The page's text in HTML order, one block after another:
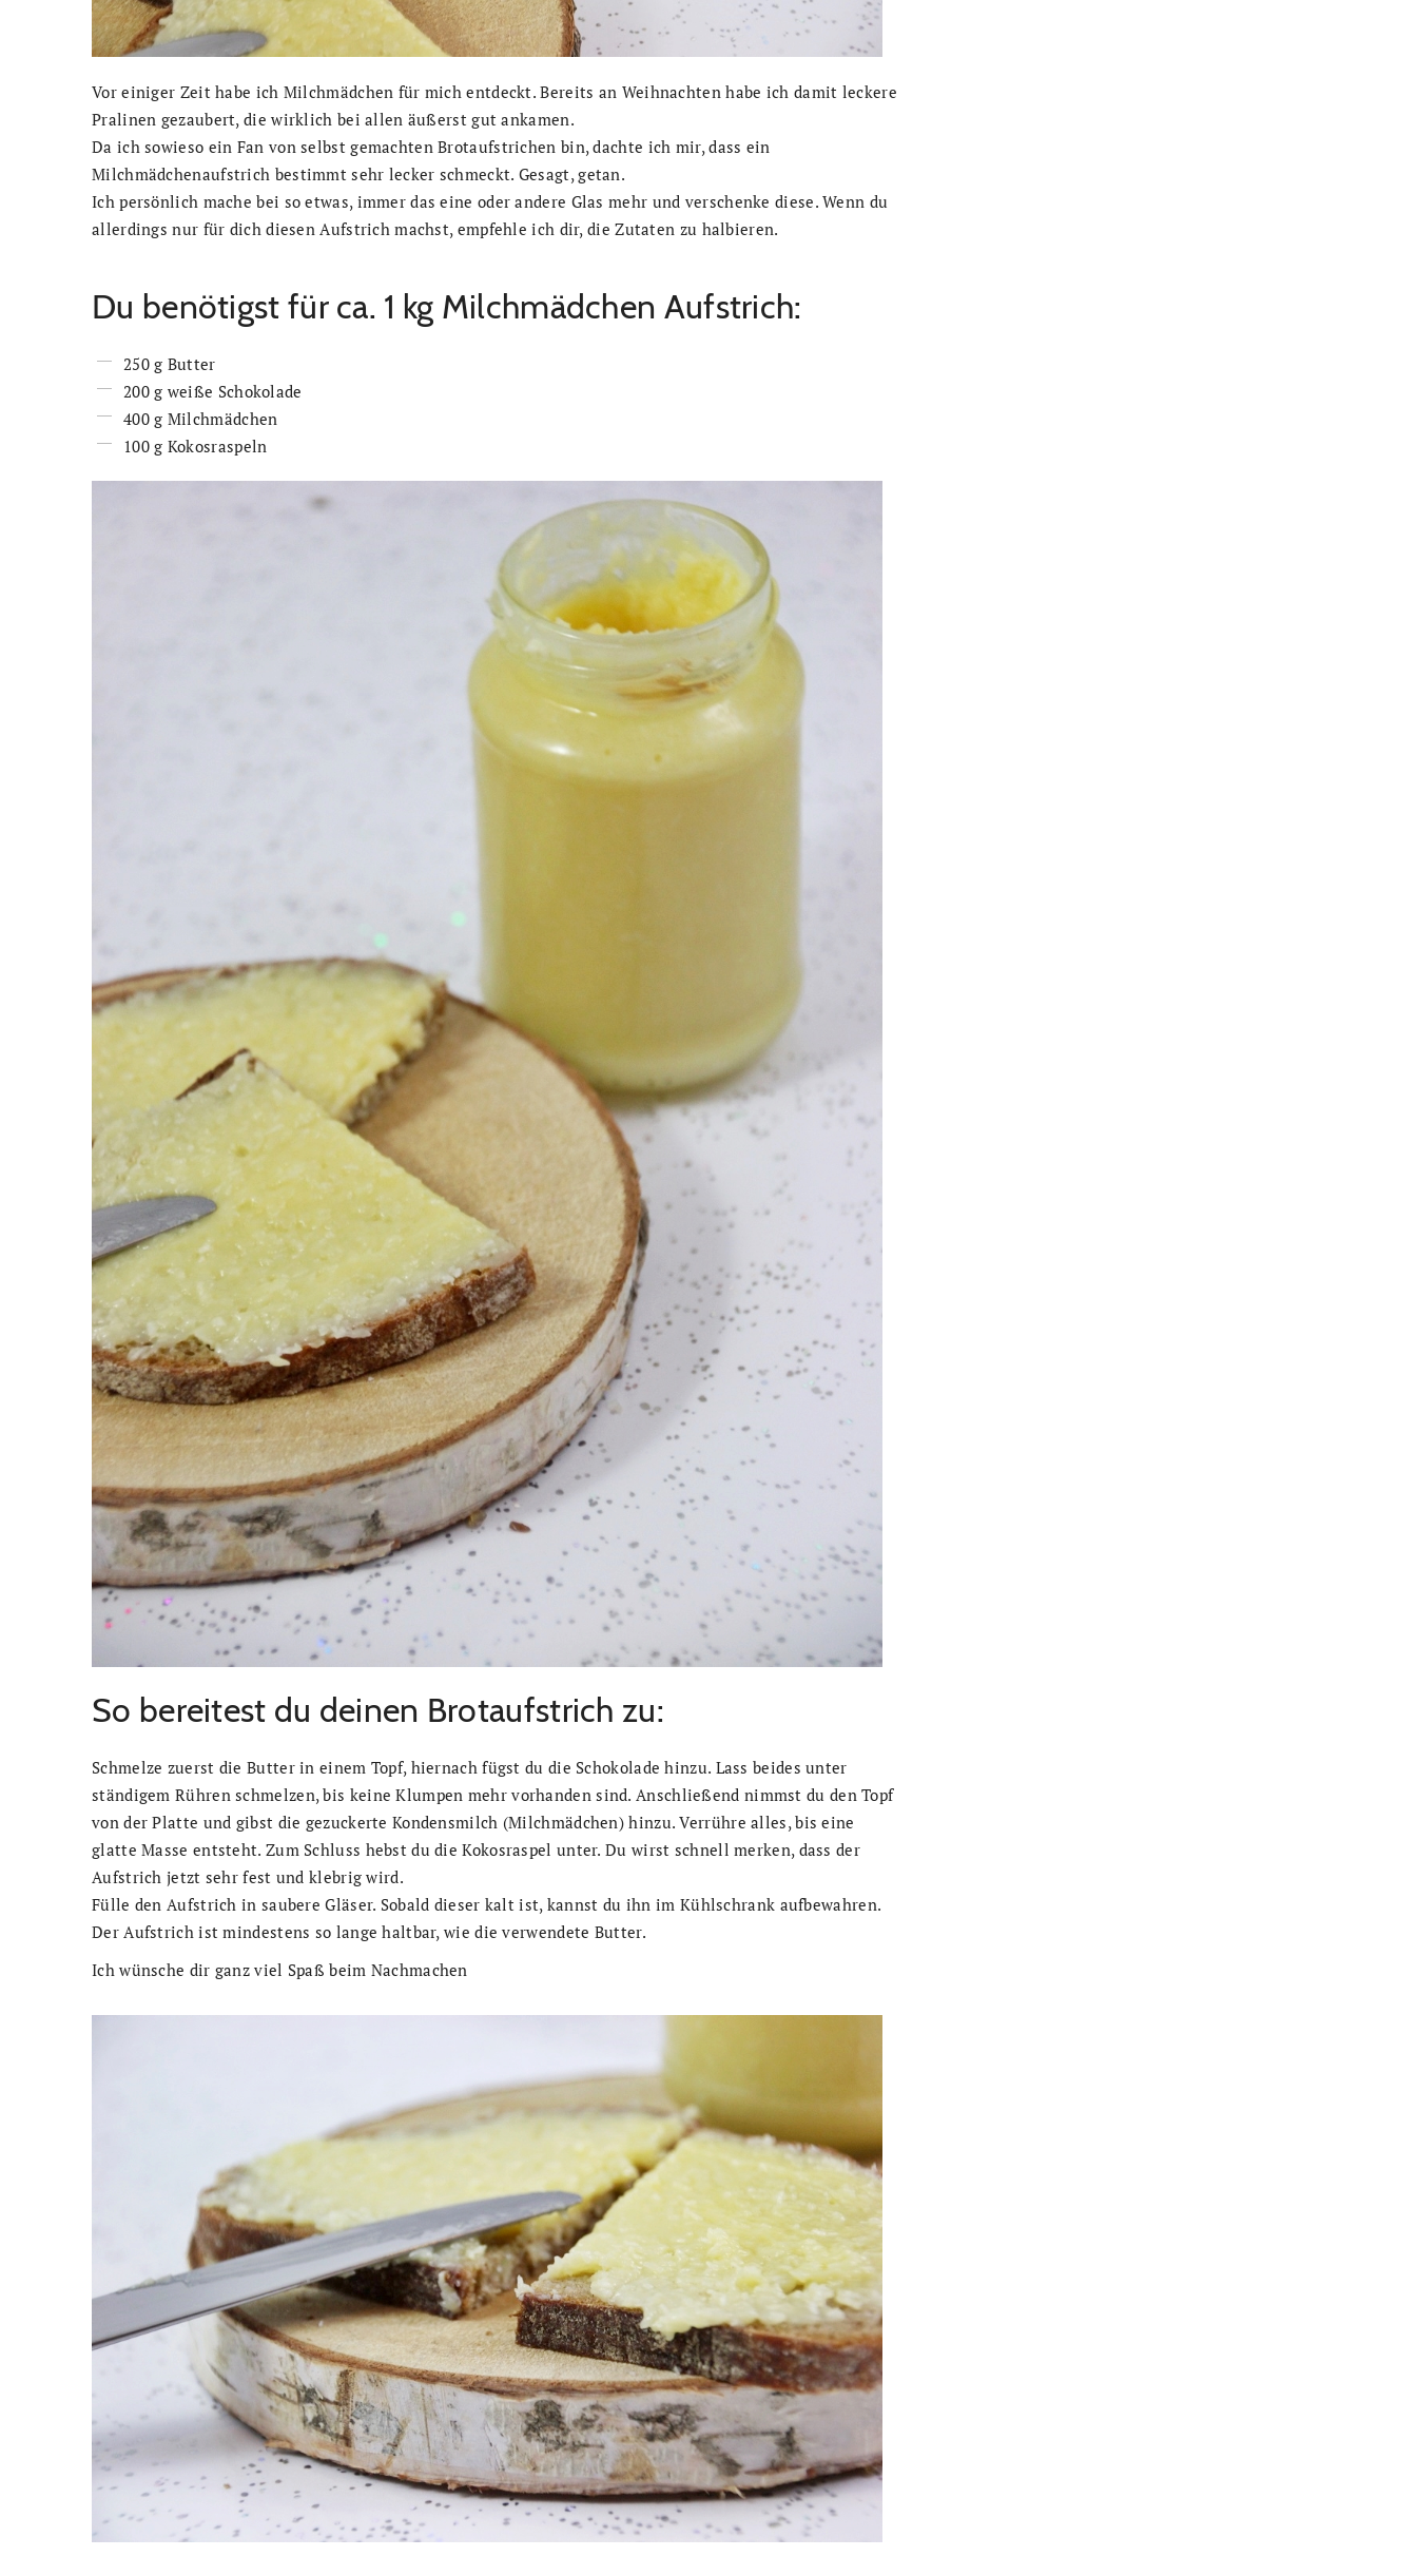
Vor einiger Zeit habe ich Milchmädchen für mich entdeckt. Bereits an Weihnachten habe ich damit leckere
Pralinen gezaubert, die wirklich bei allen äußerst gut ankamen.
Da ich sowieso ein Fan von selbst gemachten Brotaufstrichen bin, dachte ich mir, dass ein
Milchmädchenaufstrich bestimmt sehr lecker schmeckt. Gesagt, getan.
Ich persönlich mache bei so etwas, immer das eine oder andere Glas mehr und verschenke diese. Wenn du
allerdings nur für dich diesen Aufstrich machst, empfehle ich dir, die Zutaten zu halbieren.
Du benötigst für ca. 1 kg Milchmädchen Aufstrich:
250 g Butter
200 g weiße Schokolade
400 g Milchmädchen
100 g Kokosraspeln
So bereitest du deinen Brotaufstrich zu:
Schmelze zuerst die Butter in einem Topf, hiernach fügst du die Schokolade hinzu. Lass beides unter
ständigem Rühren schmelzen, bis keine Klumpen mehr vorhanden sind. Anschließend nimmst du den Topf
von der Platte und gibst die gezuckerte Kondensmilch (Milchmädchen) hinzu. Verrühre alles, bis eine
glatte Masse entsteht. Zum Schluss hebst du die Kokosraspel unter. Du wirst schnell merken, dass der
Aufstrich jetzt sehr fest und klebrig wird.
Fülle den Aufstrich in saubere Gläser. Sobald dieser kalt ist, kannst du ihn im Kühlschrank aufbewahren.
Der Aufstrich ist mindestens so lange haltbar, wie die verwendete Butter.
Ich wünsche dir ganz viel Spaß beim Nachmachen